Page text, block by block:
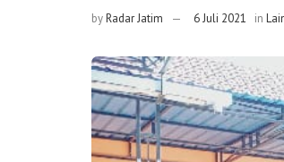
byRadar Jatim 6 Juli 2021 in